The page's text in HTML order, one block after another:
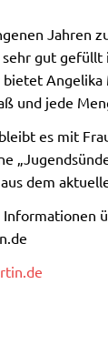
Jahren
sehr gut
und jede
es mit
dem